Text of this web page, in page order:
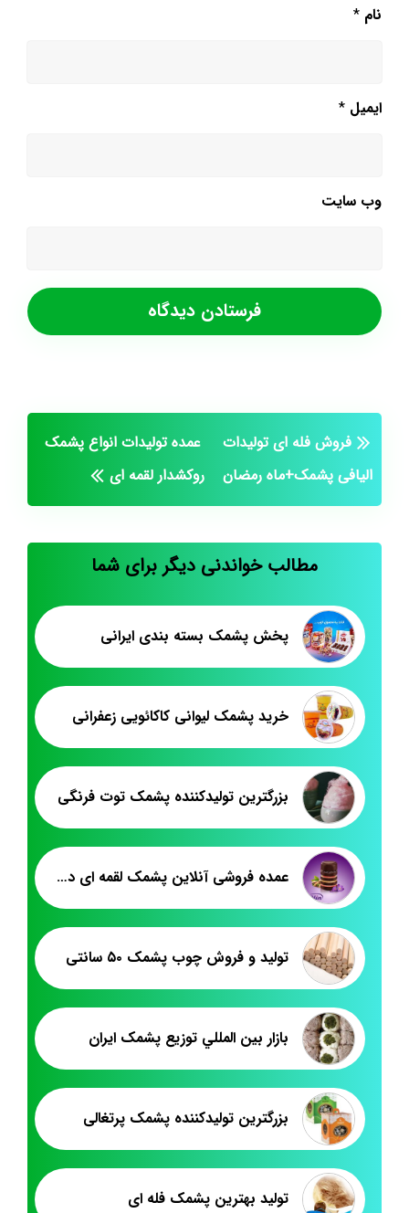
نام *
ایمیل *
وب‌ سایت
فروش فله ای تولیدات
الیافی پشمک+ماه رمضان
عمده تولیدات انواع پشمک
روکشدار لقمه ای
مطالب خواندنی دیگر برای شما
پخش پشمک بسته بندی ایرانی
خرید پشمک لیوانی کاکائویی زعفرانی
بزرگترین تولیدکننده پشمک توت فرنگی
عمده فروشی آنلاین پشمک لقمه ای دوسرپیچ
تولید و فروش چوب پشمک ۵۰ سانتی
بازار بين المللي توزيع پشمک ايران
بزرگترین تولیدکننده پشمک پرتغالی
تولید بهترین پشمک فله ای